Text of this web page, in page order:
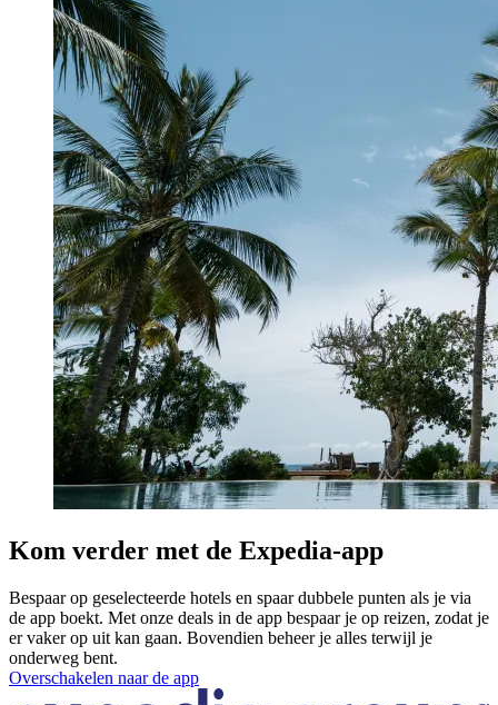
Kom verder met de Expedia-app
Bespaar op geselecteerde hotels en spaar dubbele punten als je via
de app boekt. Met onze deals in de app bespaar je op reizen, zodat je
er vaker op uit kan gaan. Bovendien beheer je alles terwijl je
onderweg bent.
Overschakelen naar de app